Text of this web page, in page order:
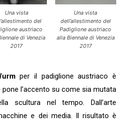
Una vista
del
austriaco
di Venezia
2017
Una vista
dell’allestimento del
Padiglione austriaco
alla Biennale di Venezia
2017
per il padiglione austriaco è
l’accento su come sia mutata
scultura nel tempo. Dall’arte
e dei media. Il risultato è